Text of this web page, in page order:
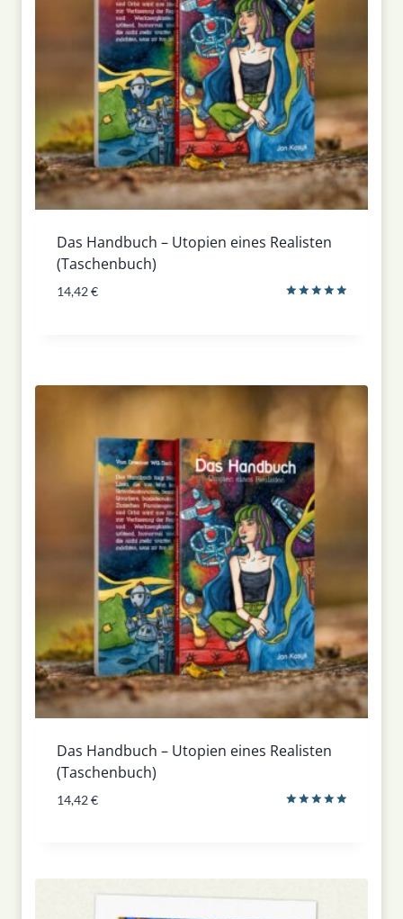
Das Handbuch – Utopien eines Realisten
(Taschenbuch)
14,42€
Das Handbuch – Utopien eines Realisten
(Taschenbuch)
14,42€